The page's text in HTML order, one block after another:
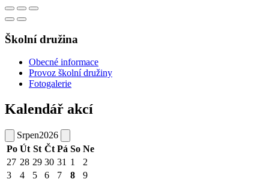
Školní družina
Obecné informace
Provoz školní družiny
Fotogalerie
Kalendář akcí
Srpen2026
Po Út St Čt Pá So Ne
27 28 29 30 31 1
2
3
4 5 6 7 8
9